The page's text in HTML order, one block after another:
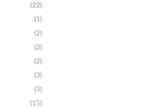
(22)
(1)
(2)
(3)
(2)
(3)
(3)
(15)